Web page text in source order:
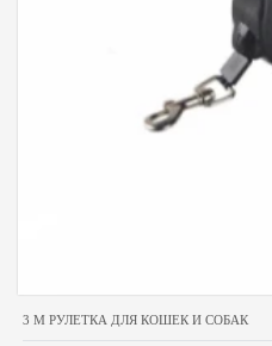
3 M РУЛЕТКА ДЛЯ КОШЕК И СОБАК